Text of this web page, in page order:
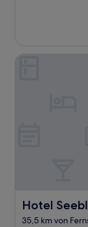
Bewertungen)
Hotel
Hotel
35,5 km von